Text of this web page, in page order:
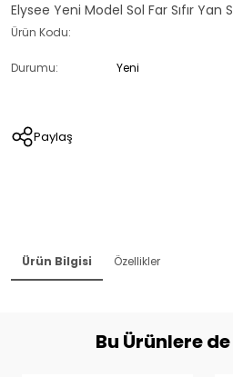
Elysee Yeni Model Sol Far Sıfır Yan
Ürün Kodu:
Durumu: Yeni
Paylaş
Ürün Bilgisi Özellikler
Bu Ürünlere de